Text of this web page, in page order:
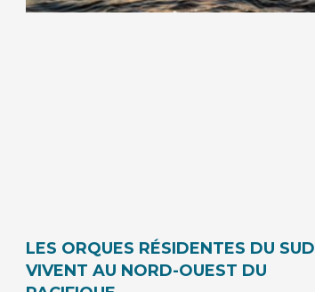
LES ORQUES RÉSIDENTES DU SUD
VIVENT AU NORD-OUEST DU